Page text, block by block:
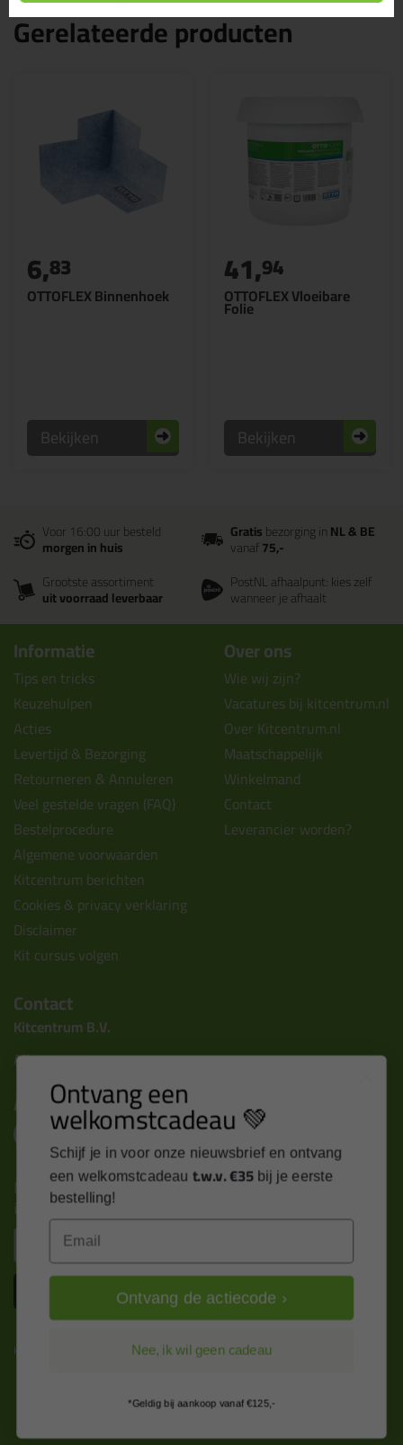
Gerelateerde producten
OTTOFLEX Binnenhoek
6,83
Bekijken
OTTOFLEX Vloeibare
Folie
41,94
Bekijken
Voor 16:00 uur besteld
morgen in huis
Gratisbezorging inNL & BE
vanaf75,-
Grootste assortiment
uit voorraad leverbaar
PostNL afhaalpunt: kies zelf
wanneer je afhaalt
Informatie
Tips en tricks
Keuzehulpen
Acties
Levertijd & Bezorging
Retourneren & Annuleren
Veel gestelde vragen (FAQ)
Bestelprocedure
Algemene voorwaarden
Kitcentrum berichten
Cookies & privacy verklaring
Disclaimer
Kit cursus volgen
Over ons
Wie wij zijn?
Vacatures bij kitcentrum.nl
Over Kitcentrum.nl
Maatschappelijk
Winkelmand
Contact
Leverancier worden?
Contact
Kitcentrum B.V.
Alle contactgegevens >
Altijd op de hoogte blijven?
Nieuws, tips en exclusieve deals rechtstreeks in je
inbox
Inschrijven
Kitcentrum is trots op:
Ontvang een
welkomstcadeau 💚
Schijf je in voor onze nieuwsbrief en ontvang
een welkomstcadeau t.w.v. €35 bij je eerste
bestelling!
Ontvang de actiecode ›
Nee, ik wil geen cadeau
*Geldig bij aankoop vanaf €125,-